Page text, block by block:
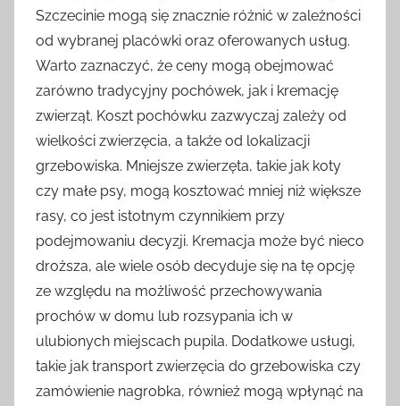
Szczecinie mogą się znacznie różnić w zależności
od wybranej placówki oraz oferowanych usług.
Warto zaznaczyć, że ceny mogą obejmować
zarówno tradycyjny pochówek, jak i kremację
zwierząt. Koszt pochówku zazwyczaj zależy od
wielkości zwierzęcia, a także od lokalizacji
grzebowiska. Mniejsze zwierzęta, takie jak koty
czy małe psy, mogą kosztować mniej niż większe
rasy, co jest istotnym czynnikiem przy
podejmowaniu decyzji. Kremacja może być nieco
droższa, ale wiele osób decyduje się na tę opcję
ze względu na możliwość przechowywania
prochów w domu lub rozsypania ich w
ulubionych miejscach pupila. Dodatkowe usługi,
takie jak transport zwierzęcia do grzebowiska czy
zamówienie nagrobka, również mogą wpłynąć na